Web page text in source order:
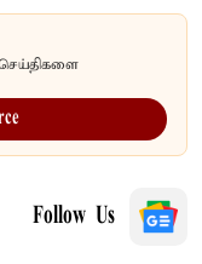
Follow Us